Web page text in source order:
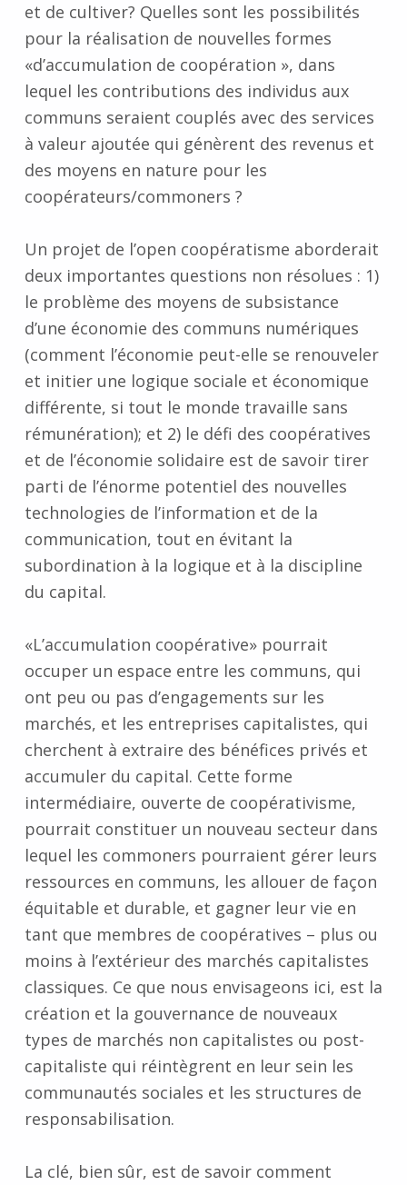
et de cultiver? Quelles sont les possibilités
pour la réalisation de nouvelles formes
«d’accumulation de coopération », dans
lequel les contributions des individus aux
communs seraient couplés avec des services
à valeur ajoutée qui génèrent des revenus et
des moyens en nature pour les
coopérateurs/commoners ?
Un projet de l’open coopératisme aborderait
deux importantes questions non résolues : 1)
le problème des moyens de subsistance
d’une économie des communs numériques
(comment l’économie peut-elle se renouveler
et initier une logique sociale et économique
différente, si tout le monde travaille sans
rémunération); et 2) le défi des coopératives
et de l’économie solidaire est de savoir tirer
parti de l’énorme potentiel des nouvelles
technologies de l’information et de la
communication, tout en évitant la
subordination à la logique et à la discipline
du capital.
«L’accumulation coopérative» pourrait
occuper un espace entre les communs, qui
ont peu ou pas d’engagements sur les
marchés, et les entreprises capitalistes, qui
cherchent à extraire des bénéfices privés et
accumuler du capital. Cette forme
intermédiaire, ouverte de coopérativisme,
pourrait constituer un nouveau secteur dans
lequel les commoners pourraient gérer leurs
ressources en communs, les allouer de façon
équitable et durable, et gagner leur vie en
tant que membres de coopératives – plus ou
moins à l’extérieur des marchés capitalistes
classiques. Ce que nous envisageons ici, est la
création et la gouvernance de nouveaux
types de marchés non capitalistes ou post-
capitaliste qui réintègrent en leur sein les
communautés sociales et les structures de
responsabilisation.
La clé, bien sûr, est de savoir comment